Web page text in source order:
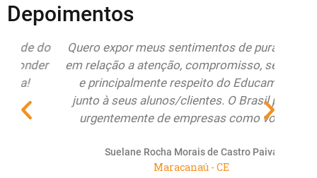
Depoimentos
Quero expor meus sentimentos de pura alegria
em relação a atenção, compromisso, seriedade
e principalmente respeito do Educamundo
junto à seus alunos/clientes. O Brasil precisa
urgentemente de empresas como vocês...
Suelane Rocha Morais de Castro Paiva
Maracanaú - CE